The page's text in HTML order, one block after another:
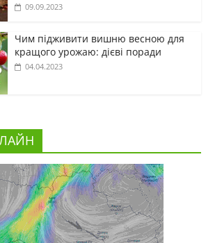
09.09.2023
Чим підживити вишню весною для
кращого урожаю: дієві поради
04.04.2023